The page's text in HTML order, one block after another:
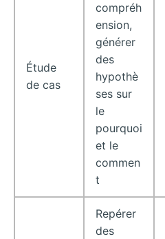
Étude
de cas
compréh
ension,
générer
des
hypothè
ses sur
le
pourquoi
et le
commen
t
Repérer
des